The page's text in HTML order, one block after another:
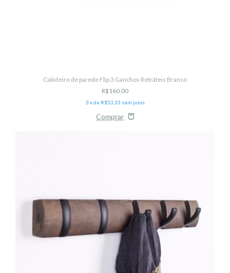
Cabideiro de parede Flip 3 Ganchos Retráteis Branco
R$160,00
3 x de R$53,33 sem juros